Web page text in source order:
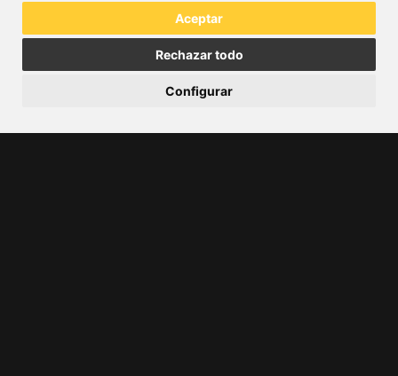
Aceptar
Rechazar todo
Configurar
necesidad estratégica